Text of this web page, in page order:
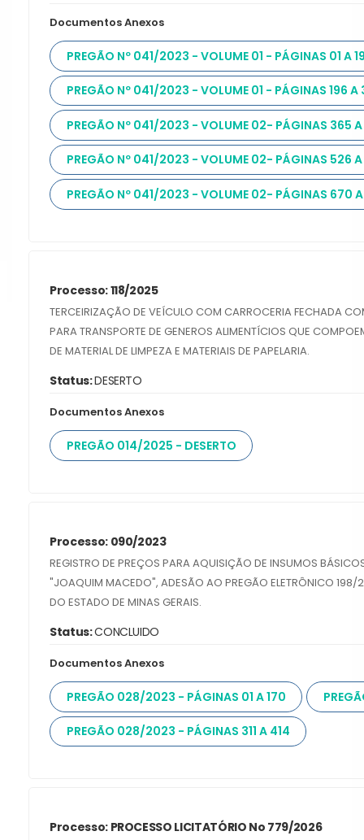
Documentos Anexos
PREGÃO Nº 041/2023 - VOLUME 01 - PÁGINAS 01 A
PREGÃO Nº 041/2023 - VOLUME 01 - PÁGINAS 196 A
PREGÃO Nº 041/2023 - VOLUME 02- PÁGINAS 365
PREGÃO Nº 041/2023 - VOLUME 02- PÁGINAS 526
PREGÃO Nº 041/2023 - VOLUME 02- PÁGINAS 670
Processo: 118/2025
TERCEIRIZAÇÃO DE VEÍCULO COM CARROCERIA FECHADA
PARA TRANSPORTE DE GENEROS ALIMENTÍCIOS QUE
DE MATERIAL DE LIMPEZA E MATERIAIS DE PAPELARIA.
Status:DESERTO
Documentos Anexos
PREGÃO 014/2025 - DESERTO
Processo: 090/2023
REGISTRO DE PREÇOS PARA AQUISIÇÃO DE INSUMOS
"JOAQUIM MACEDO", ADESÃO AO PREGÃO ELETRÔNICO
DO ESTADO DE MINAS GERAIS.
Status:CONCLUIDO
Documentos Anexos
PREGÃO 028/2023 - PÁGINAS 01 A 170
PREGÃO 028/2023 - PÁGINAS 311 A 414
Processo: PROCESSO LICITATÓRIO No 779/2026